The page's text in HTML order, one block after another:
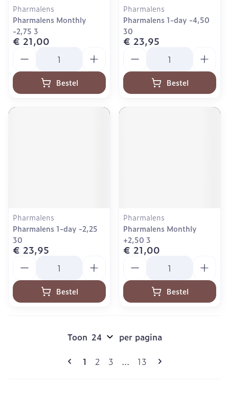
Pharmalens
Pharmalens Monthly
-2,75 3
€ 21,00
Bestel
Pharmalens
Pharmalens 1-day -4,50
30
€ 23,95
Bestel
Pharmalens
Pharmalens 1-day -2,25
30
€ 23,95
Bestel
Pharmalens
Pharmalens Monthly
+2,50 3
€ 21,00
Bestel
Pagina's
U lees momenteel pagina
1 Pagina
2 Pagina
3 ... Pagina
13
Toon per pagina